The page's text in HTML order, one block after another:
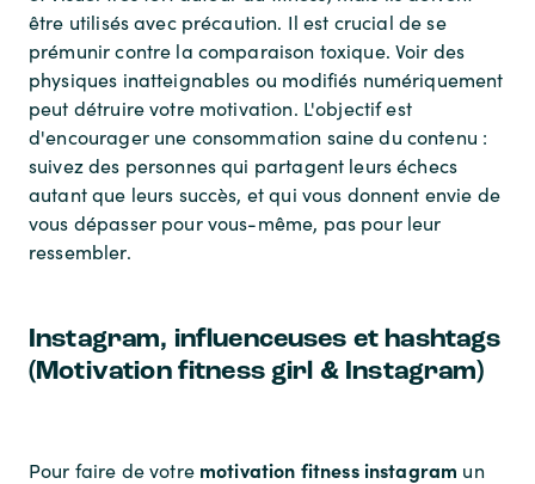
être utilisés avec précaution. Il est crucial de se
prémunir contre la comparaison toxique. Voir des
physiques inatteignables ou modifiés numériquement
peut détruire votre motivation. L'objectif est
d'encourager une consommation saine du contenu :
suivez des personnes qui partagent leurs échecs
autant que leurs succès, et qui vous donnent envie de
vous dépasser pour vous-même, pas pour leur
ressembler.
Instagram, influenceuses et hashtags
(Motivation fitness girl & Instagram)
Pour faire de votre motivation fitness instagram un